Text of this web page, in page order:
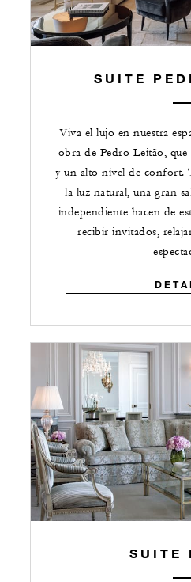
SUITE
Viva el lujo en nuestra
obra de Pedro Leitão,
y un alto nivel de confort.
la luz natural, una gran
independiente hacen de
recibir invitados,
SUITE